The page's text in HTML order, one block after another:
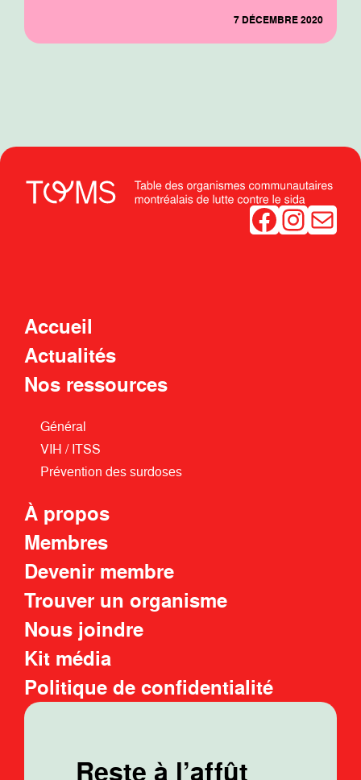
7 DÉCEMBRE 2020
Facebook Instagram
Accueil
Actualités
Nos ressources
Général
VIH / ITSS
Prévention des surdoses
À propos
Membres
Devenir membre
Trouver un organisme
Nous joindre
Kit média
Politique de confidentialité
Reste à l’affût